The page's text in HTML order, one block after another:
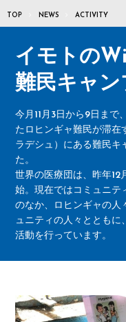
TOP NEWS ACTIVITY
イモトの
難民キャ
今月11月3日から9日まで
たロヒンギャ難民が滞在
ラデシュ）にある難民キ
た。
世界の医療団は、昨年12
始。現在ではコミュニテ
のなか、ロヒンギャの人
ュニティの人々とともに
活動を行っています。